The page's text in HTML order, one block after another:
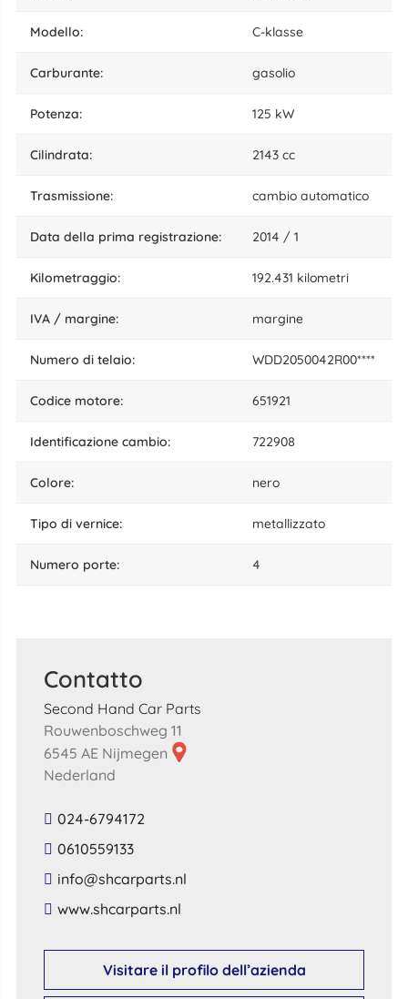
modello: C-klasse
carburante: gasolio
potenza: 125 kW
cilindrata: 2143 cc
trasmissione: cambio automatico
data della prima registrazione: 2014 / 1
kilometraggio: 192.431 kilometri
IVA / margine: margine
numero di telaio: WDD2050042R00****
codice motore: 651921
identificazione cambio: 722908
colore: nero
tipo di vernice: metallizzato
numero porte: 4
Contatto
Second Hand Car Parts
Rouwenboschweg 11
6545 AE Nijmegen
Nederland
024-6794172
0610559133
​info​@​shcarparts​.​nl​
​www​.​shcarparts​.​nl​
Visitare il profilo dell’azienda